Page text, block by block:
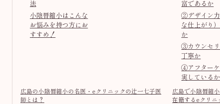
法
小陰唇縮小はこんな
お悩みを持つ方にお
すすめ！
富であるか
②デザイン
な仕上がり
か
③カウンセ
丁寧か
④アフター
実しているか
広島の小陰唇縮小の名医・eクリニックの辻一七子医
師とは？
広島で小陰唇縮
在籍するeクリニ